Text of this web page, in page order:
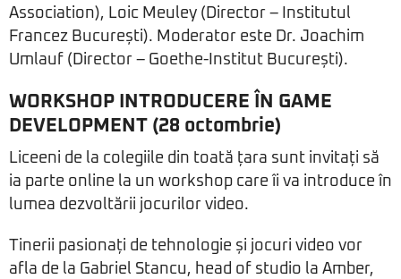
Association), Loic Meuley (Director – Institutul
Francez București). Moderator este Dr. Joachim
Umlauf (Director – Goethe-Institut București).
WORKSHOP INTRODUCERE ÎN GAME
DEVELOPMENT (28 octombrie)
Liceeni de la colegiile din toată țara sunt invitați să
ia parte online la un workshop care îi va introduce în
lumea dezvoltării jocurilor video.
Tinerii pasionați de tehnologie și jocuri video vor
afla de la Gabriel Stancu, head of studio la Amber,